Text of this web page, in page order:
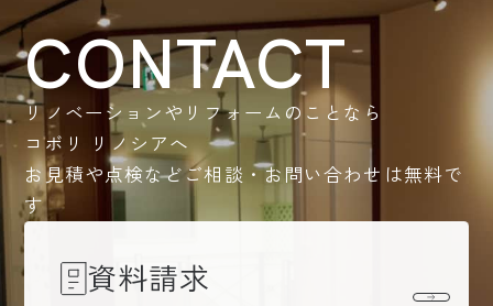
CONTACT
リノベーションやリフォームのことなら
コボリ リノシアへ
お見積や点検などご相談・お問い合わせは無料で
す
資料請求